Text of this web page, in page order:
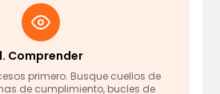
Comprender
primero. Busque cuellos de
de cumplimiento, bucles de